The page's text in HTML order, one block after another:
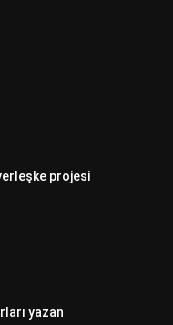
projesi
yazan